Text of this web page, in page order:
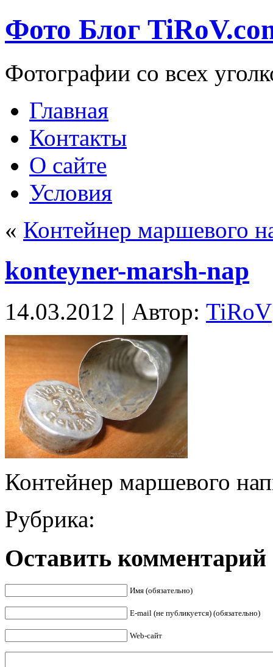
Фото Блог
Фотографии со всех
Главная
Контакты
О сайте
Условия
« Контейнер маршевого
konteyner-marsh-nap
14.03.2012 | Автор: TiRoV
Контейнер маршевого
Рубрика:
Оставить комментарий
Имя (обязательно)
E-mail (не публикуется) (обязательно)
Web-сайт